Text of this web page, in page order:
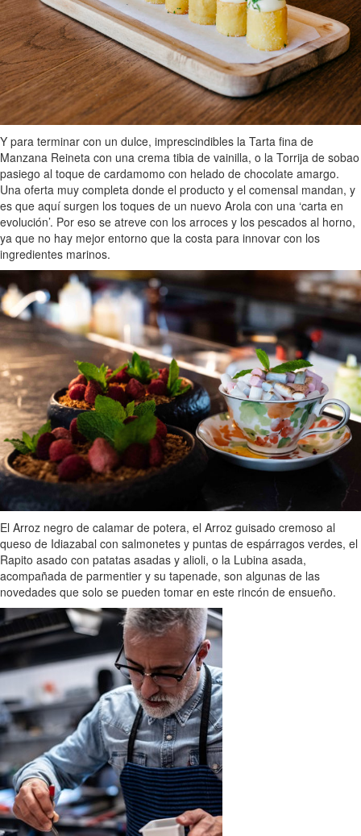
Y para terminar con un dulce, imprescindibles la Tarta fina de
Manzana Reineta con una crema tibia de vainilla, o la Torrija de sobao
pasiego al toque de cardamomo con helado de chocolate amargo.
Una oferta muy completa donde el producto y el comensal mandan, y
es que aquí surgen los toques de un nuevo Arola con una ‘carta en
evolución’. Por eso se atreve con los arroces y los pescados al horno,
ya que no hay mejor entorno que la costa para innovar con los
ingredientes marinos.
El Arroz negro de calamar de potera, el Arroz guisado cremoso al
queso de Idiazabal con salmonetes y puntas de espárragos verdes, el
Rapito asado con patatas asadas y alioli, o la Lubina asada,
acompañada de parmentier y su tapenade, son algunas de las
novedades que solo se pueden tomar en este rincón de ensueño.